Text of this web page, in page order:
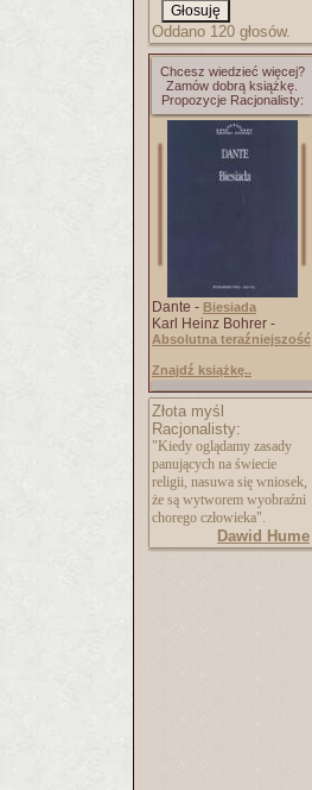
Oddano 120 głosów.
Chcesz wiedzieć więcej?
Zamów dobrą książkę.
Propozycje Racjonalisty:
Dante - Biesiada
Karl Heinz Bohrer -
Absolutna teraźniejszość
Znajdź książkę..
Złota myśl
Racjonalisty:
"Kiedy oglądamy zasady
panujących na świecie
religii, nasuwa się wniosek,
że są wytworem wyobraźni
chorego człowieka".
Dawid Hume